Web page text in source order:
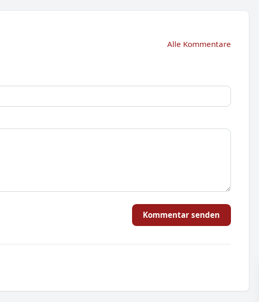
Alle Kommentare
Kommentar senden